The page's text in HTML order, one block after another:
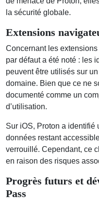
la sécurité globale.
Extensions
Concernant les
par défaut a été noté : les
peuvent être utilisés sur
domaine. Bien que ce ne
documenté comme un
d’utilisation.
Sur iOS, Proton a identifié
données restant
verrouillé. Cependant, ce
en raison des risques
Progrès futurs et
Pass